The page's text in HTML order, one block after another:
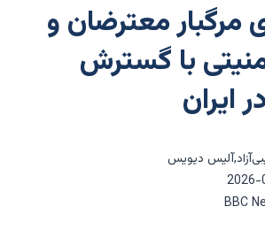
مرگبار معترضان و
با گسترش
ایران
دیویس